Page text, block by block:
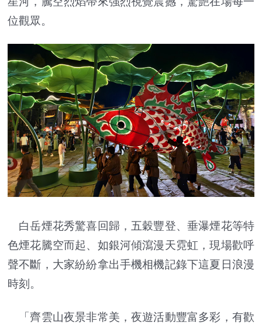
位觀眾。
白岳煙花秀驚喜回歸，五穀豐登、垂瀑煙花等特
色煙花騰空而起、如銀河傾瀉漫天霓虹，現場歡呼
聲不斷，大家紛紛拿出手機相機記錄下這夏日浪漫
時刻。
「齊雲山夜景非常美，夜遊活動豐富多彩，有歡